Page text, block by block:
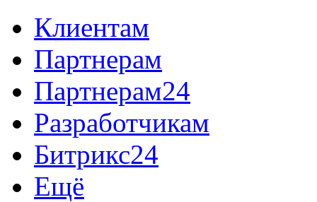
Клиентам
Партнерам
Партнерам24
Разработчикам
Битрикс24
Ещё